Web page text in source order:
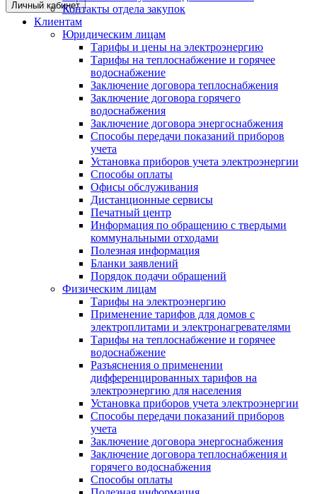
Личный кабинетКонтакты отдела закупок
Клиентам
Юридическим лицам
Тарифы и цены на электроэнергию
Тарифы на теплоснабжение и горячее
водоснабжение
Заключение договора теплоснабжения
Заключение договора горячего
водоснабжения
Заключение договора энергоснабжения
Способы передачи показаний приборов
учета
Установка приборов учета электроэнергии
Способы оплаты
Офисы обслуживания
Дистанционные сервисы
Печатный центр
Информация по обращению с твердыми
коммунальными отходами
Полезная информация
Бланки заявлений
Порядок подачи обращений
Физическим лицам
Тарифы на электроэнергию
Применение тарифов для домов с
электроплитами и электронагревателями
Тарифы на теплоснабжение и горячее
водоснабжение
Разъяснения о применении
дифференцированных тарифов на
электроэнергию для населения
Установка приборов учета электроэнергии
Способы передачи показаний приборов
учета
Заключение договора энергоснабжения
Заключение договора теплоснабжения и
горячего водоснабжения
Способы оплаты